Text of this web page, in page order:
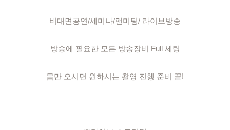
비대면공연/세미나/팬미팅/ 라이브방송
방송에 필요한 모든 방송장비 Full 세팅
몸만 오시면 원하시는 촬영 진행 준비 끝!